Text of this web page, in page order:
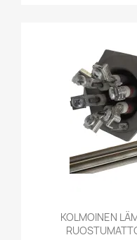
KOLMOINEN